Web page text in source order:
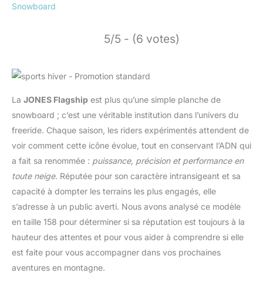
Snowboard
5/5 - (6 votes)
La JONES Flagship est plus qu’une simple planche de
snowboard ; c’est une véritable institution dans l’univers du
freeride. Chaque saison, les riders expérimentés attendent de
voir comment cette icône évolue, tout en conservant l’ADN qui
a fait sa renommée : puissance, précision et performance en
toute neige. Réputée pour son caractère intransigeant et sa
capacité à dompter les terrains les plus engagés, elle
s’adresse à un public averti. Nous avons analysé ce modèle
en taille 158 pour déterminer si sa réputation est toujours à la
hauteur des attentes et pour vous aider à comprendre si elle
est faite pour vous accompagner dans vos prochaines
aventures en montagne.